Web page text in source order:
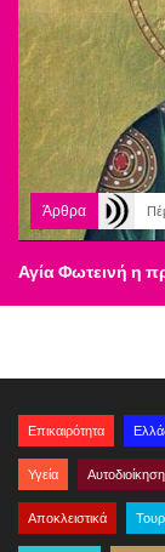
Άρθρα
Αγία Φωτεινή η
Επικαιρότητα
Υγεία Αυτοδιοίκηση
Αποκλειστικά